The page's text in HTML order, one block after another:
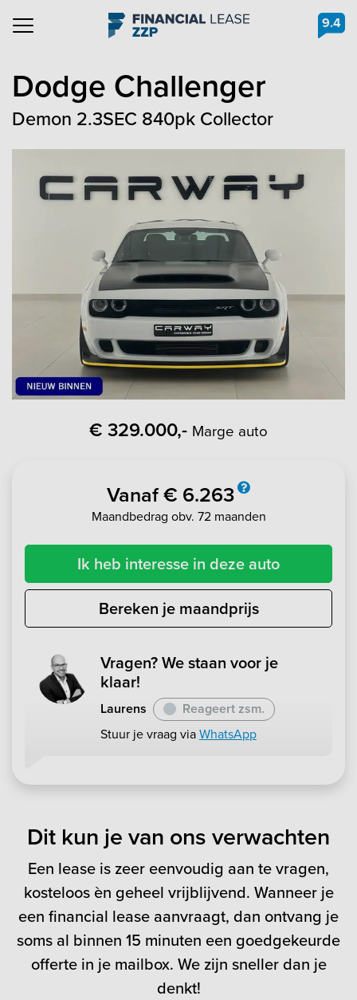
Navigation 9.4
Dodge Challenger
Demon 2.3SEC 840pk Collector
€ 329.000,- Marge auto
Vanaf € 6.263
Maandbedrag obv. 72 maanden
Ik heb interesse in deze auto
Bereken je maandprijs
Vragen? We staan voor je
klaar!
Laurens Reageert zsm.
Stuur je vraag viaWhatsApp
Dit kun je van ons verwachten
Een lease is zeer eenvoudig aan te vragen,
kosteloos èn geheel vrijblijvend. Wanneer je
een financial lease aanvraagt, dan ontvang je
soms al binnen 15 minuten een goedgekeurde
offerte in je mailbox. We zijn sneller dan je
denkt!